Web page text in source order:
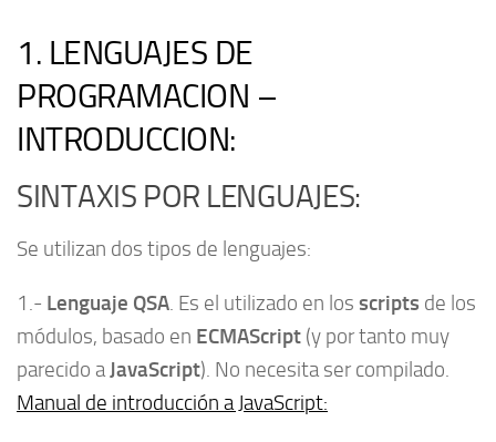
1. LENGUAJES DE
PROGRAMACION –
INTRODUCCION:
SINTAXIS POR LENGUAJES:
Se utilizan dos tipos de lenguajes:
1.- Lenguaje QSA. Es el utilizado en los scripts de los
módulos, basado en ECMAScript (y por tanto muy
parecido aJavaScript). No necesita ser compilado.
Manual de introducción a JavaScript: